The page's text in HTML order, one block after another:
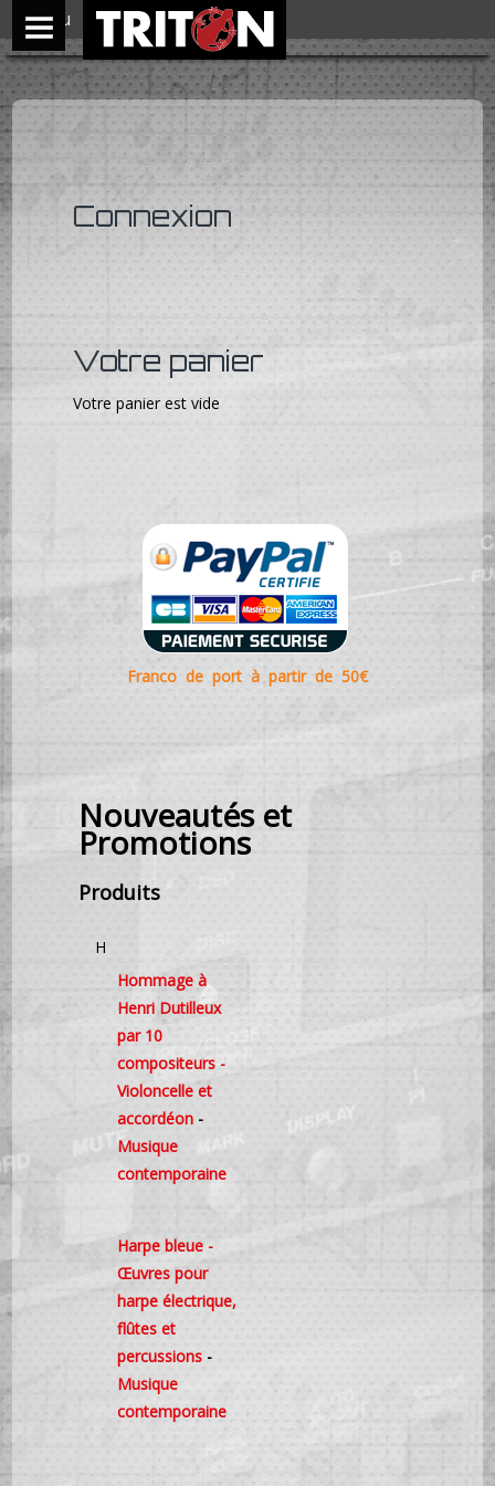
Connexion
Votre panier
Votre panier est vide
Franco de port à partir de 50€
Nouveautés et
Promotions
Produits
H
Hommage à
Henri Dutilleux
par 10
compositeurs -
Violoncelle et
accordéon -
Musique
contemporaine
Harpe bleue -
Œuvres pour
harpe électrique,
flûtes et
percussions -
Musique
contemporaine
Menu